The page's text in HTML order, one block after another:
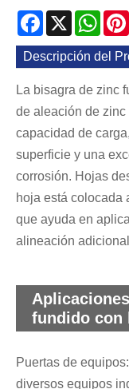
Facebook
X
Descripción del
La bisagra de zinc
de aleación de
capacidad de
superficie y una
corrosión. Hojas
hoja está colocada
que ayuda en
alineación
fundido con
Puertas de
diversos equipos